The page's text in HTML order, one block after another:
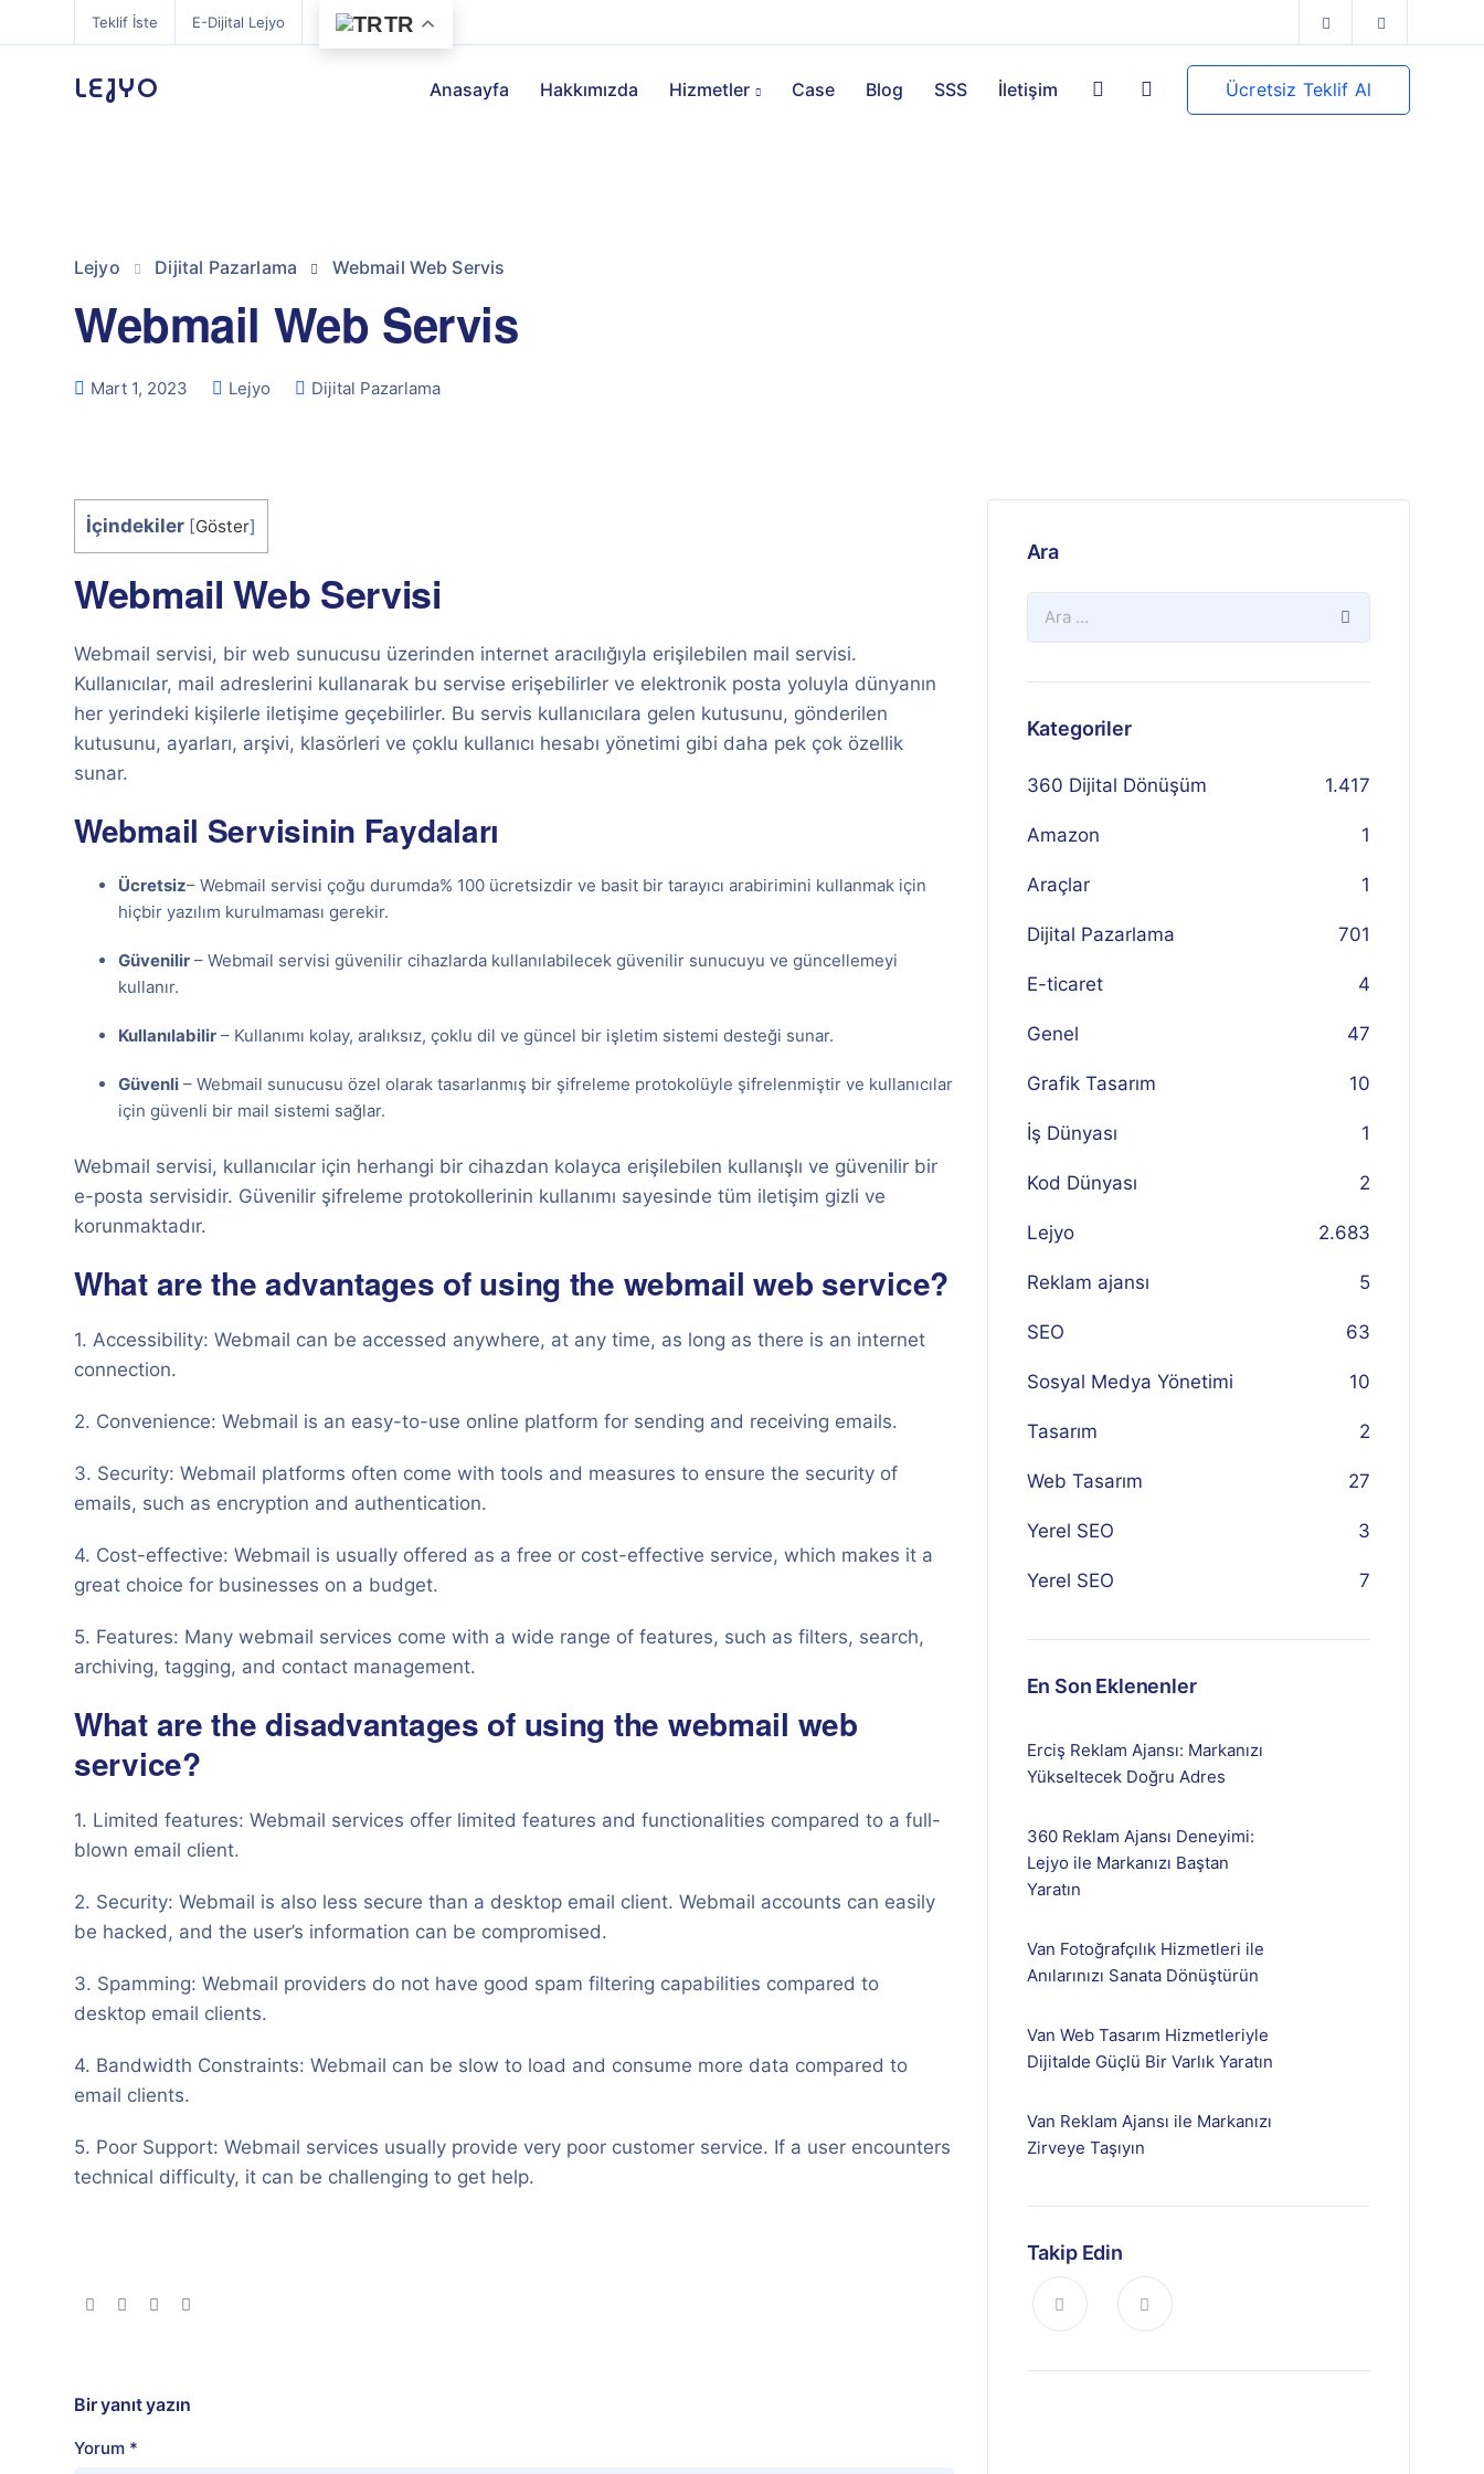
Teklif İste E-Dijital Lejyo TR
LEJYO Anasayfa Hakkımızda Hizmetler Case Blog SSS İletişim Ücretsiz Teklif Al
Lejyo Dijital Pazarlama Webmail Web Servis
Webmail Web Servis
Mart 1, 2023 Lejyo Dijital Pazarlama
İçindekiler [Göster]
Webmail Web Servisi
Webmail servisi, bir web sunucusu üzerinden internet aracılığıyla erişilebilen mail servisi.
Kullanıcılar, mail adreslerini kullanarak bu servise erişebilirler ve elektronik posta yoluyla dünyanın
her yerindeki kişilerle iletişime geçebilirler. Bu servis kullanıcılara gelen kutusunu, gönderilen
kutusunu, ayarları, arşivi, klasörleri ve çoklu kullanıcı hesabı yönetimi gibi daha pek çok özellik
sunar.
Webmail Servisinin Faydaları
Ücretsiz– Webmail servisi çoğu durumda% 100 ücretsizdir ve basit bir tarayıcı arabirimini kullanmak için
hiçbir yazılım kurulmaması gerekir.
Güvenilir – Webmail servisi güvenilir cihazlarda kullanılabilecek güvenilir sunucuyu ve güncellemeyi
kullanır.
Kullanılabilir – Kullanımı kolay, aralıksız, çoklu dil ve güncel bir işletim sistemi desteği sunar.
Güvenli – Webmail sunucusu özel olarak tasarlanmış bir şifreleme protokolüyle şifrelenmiştir ve kullanıcılar
için güvenli bir mail sistemi sağlar.
Webmail servisi, kullanıcılar için herhangi bir cihazdan kolayca erişilebilen kullanışlı ve güvenilir bir
e-posta servisidir. Güvenilir şifreleme protokollerinin kullanımı sayesinde tüm iletişim gizli ve
korunmaktadır.
What are the advantages of using the webmail web service?
1. Accessibility: Webmail can be accessed anywhere, at any time, as long as there is an internet
connection.
2. Convenience: Webmail is an easy-to-use online platform for sending and receiving emails.
3. Security: Webmail platforms often come with tools and measures to ensure the security of
emails, such as encryption and authentication.
4. Cost-effective: Webmail is usually offered as a free or cost-effective service, which makes it a
great choice for businesses on a budget.
5. Features: Many webmail services come with a wide range of features, such as filters, search,
archiving, tagging, and contact management.
What are the disadvantages of using the webmail web
service?
1. Limited features: Webmail services offer limited features and functionalities compared to a full-
blown email client.
2. Security: Webmail is also less secure than a desktop email client. Webmail accounts can easily
be hacked, and the user’s information can be compromised.
3. Spamming: Webmail providers do not have good spam filtering capabilities compared to
desktop email clients.
4. Bandwidth Constraints: Webmail can be slow to load and consume more data compared to
email clients.
5. Poor Support: Webmail services usually provide very poor customer service. If a user encounters
technical difficulty, it can be challenging to get help.
Bir yanıt yazın
Yorum *
Ara
Kategoriler
360 Dijital Dönüşüm 1.417
Amazon 1
Araçlar 1
Dijital Pazarlama 701
E-ticaret 4
Genel 47
Grafik Tasarım 10
İş Dünyası 1
Kod Dünyası 2
Lejyo 2.683
Reklam ajansı 5
SEO 63
Sosyal Medya Yönetimi 10
Tasarım 2
Web Tasarım 27
Yerel SEO 3
Yerel SEO 7
En Son Eklenenler
Erciş Reklam Ajansı: Markanızı
Yükseltecek Doğru Adres
360 Reklam Ajansı Deneyimi:
Lejyo ile Markanızı Baştan
Yaratın
Van Fotoğrafçılık Hizmetleri ile
Anılarınızı Sanata Dönüştürün
Van Web Tasarım Hizmetleriyle
Dijitalde Güçlü Bir Varlık Yaratın
Van Reklam Ajansı ile Markanızı
Zirveye Taşıyın
Takip Edin